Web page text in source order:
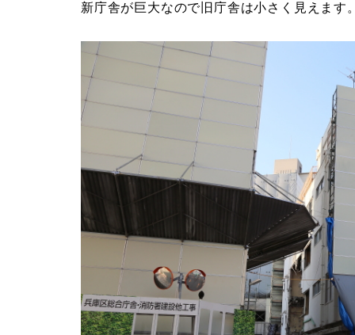
新庁舎が巨大なので旧庁舎は小さく見えます